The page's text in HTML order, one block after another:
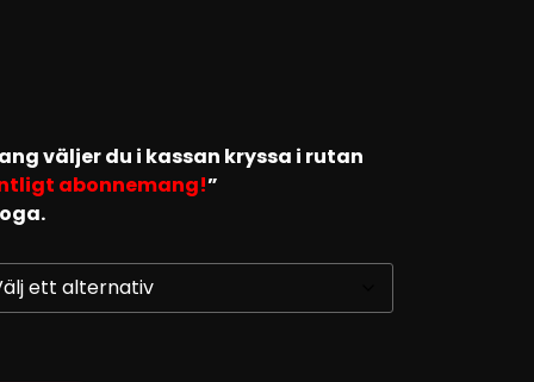
väljer du i kassan kryssa i rutan
abonnemang!”